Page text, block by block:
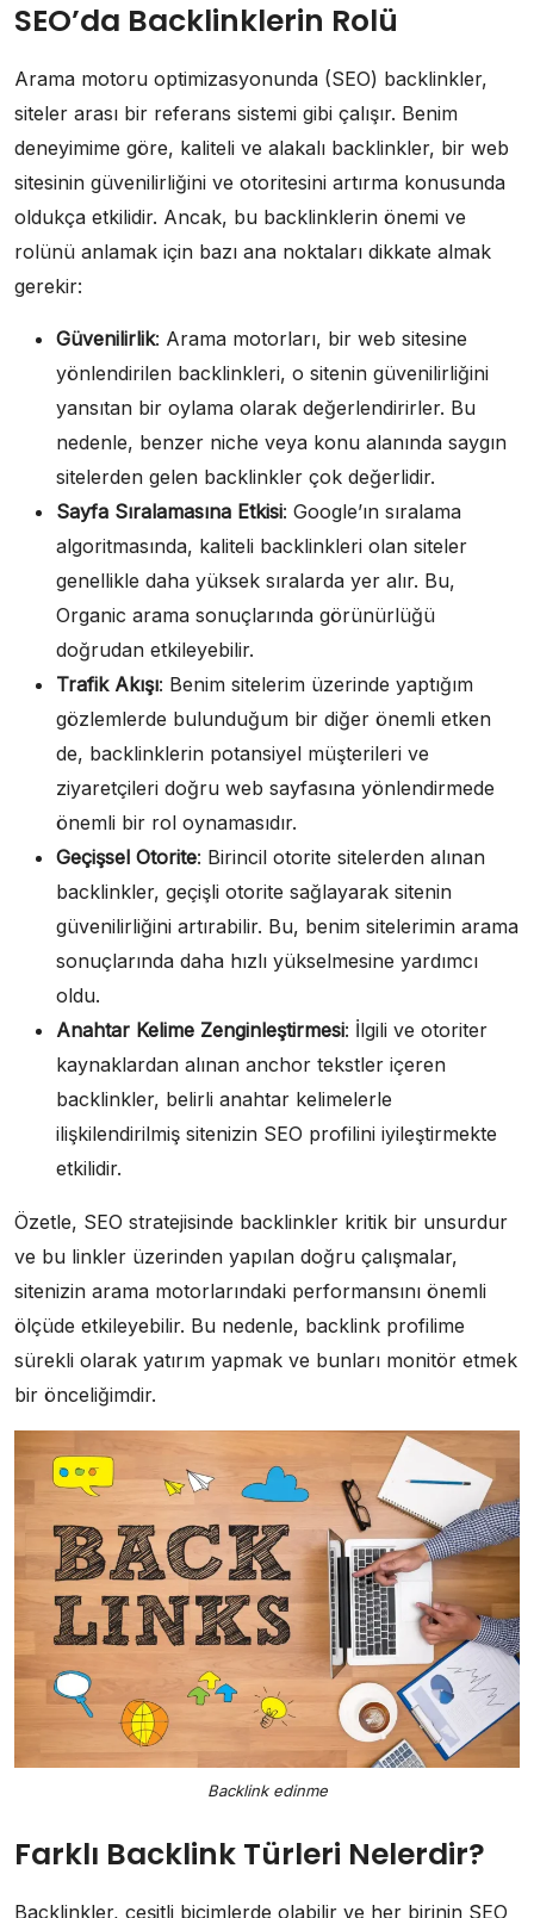
SEO’da Backlinklerin Rolü
Arama motoru optimizasyonunda (SEO) backlinkler,
siteler arası bir referans sistemi gibi çalışır. Benim
deneyimime göre, kaliteli ve alakalı backlinkler, bir web
sitesinin güvenilirliğini ve otoritesini artırma konusunda
oldukça etkilidir. Ancak, bu backlinklerin önemi ve
rolünü anlamak için bazı ana noktaları dikkate almak
gerekir:
Güvenilirlik: Arama motorları, bir web sitesine
yönlendirilen backlinkleri, o sitenin güvenilirliğini
yansıtan bir oylama olarak değerlendirirler. Bu
nedenle, benzer niche veya konu alanında saygın
sitelerden gelen backlinkler çok değerlidir.
Sayfa Sıralamasına Etkisi: Google’ın sıralama
algoritmasında, kaliteli backlinkleri olan siteler
genellikle daha yüksek sıralarda yer alır. Bu,
Organic arama sonuçlarında görünürlüğü
doğrudan etkileyebilir.
Trafik Akışı: Benim sitelerim üzerinde yaptığım
gözlemlerde bulunduğum bir diğer önemli etken
de, backlinklerin potansiyel müşterileri ve
ziyaretçileri doğru web sayfasına yönlendirmede
önemli bir rol oynamasıdır.
Geçişsel Otorite: Birincil otorite sitelerden alınan
backlinkler, geçişli otorite sağlayarak sitenin
güvenilirliğini artırabilir. Bu, benim sitelerimin arama
sonuçlarında daha hızlı yükselmesine yardımcı
oldu.
Anahtar Kelime Zenginleştirmesi: İlgili ve otoriter
kaynaklardan alınan anchor tekstler içeren
backlinkler, belirli anahtar kelimelerle
ilişkilendirilmiş sitenizin SEO profilini iyileştirmekte
etkilidir.
Özetle, SEO stratejisinde backlinkler kritik bir unsurdur
ve bu linkler üzerinden yapılan doğru çalışmalar,
sitenizin arama motorlarındaki performansını önemli
ölçüde etkileyebilir. Bu nedenle, backlink profilime
sürekli olarak yatırım yapmak ve bunları monitör etmek
bir önceliğimdir.
Backlink edinme
Farklı Backlink Türleri Nelerdir?
Backlinkler, çeşitli biçimlerde olabilir ve her birinin SEO